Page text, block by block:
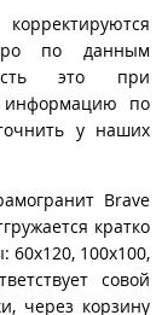
по данным
это при
информацию по
у наших
Brave
кратко
60x120, 100x100,
совой
через корзину